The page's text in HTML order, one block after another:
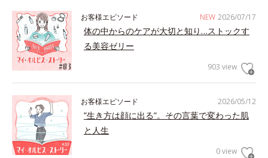
NEW 2026/07/17
お客様エピソード
体の中からのケアが大切と知り…ストックす
る美容ゼリー
903 view
2026/05/12
お客様エピソード
”生き方は顔に出る”。その言葉で変わった肌
と人生
0 view